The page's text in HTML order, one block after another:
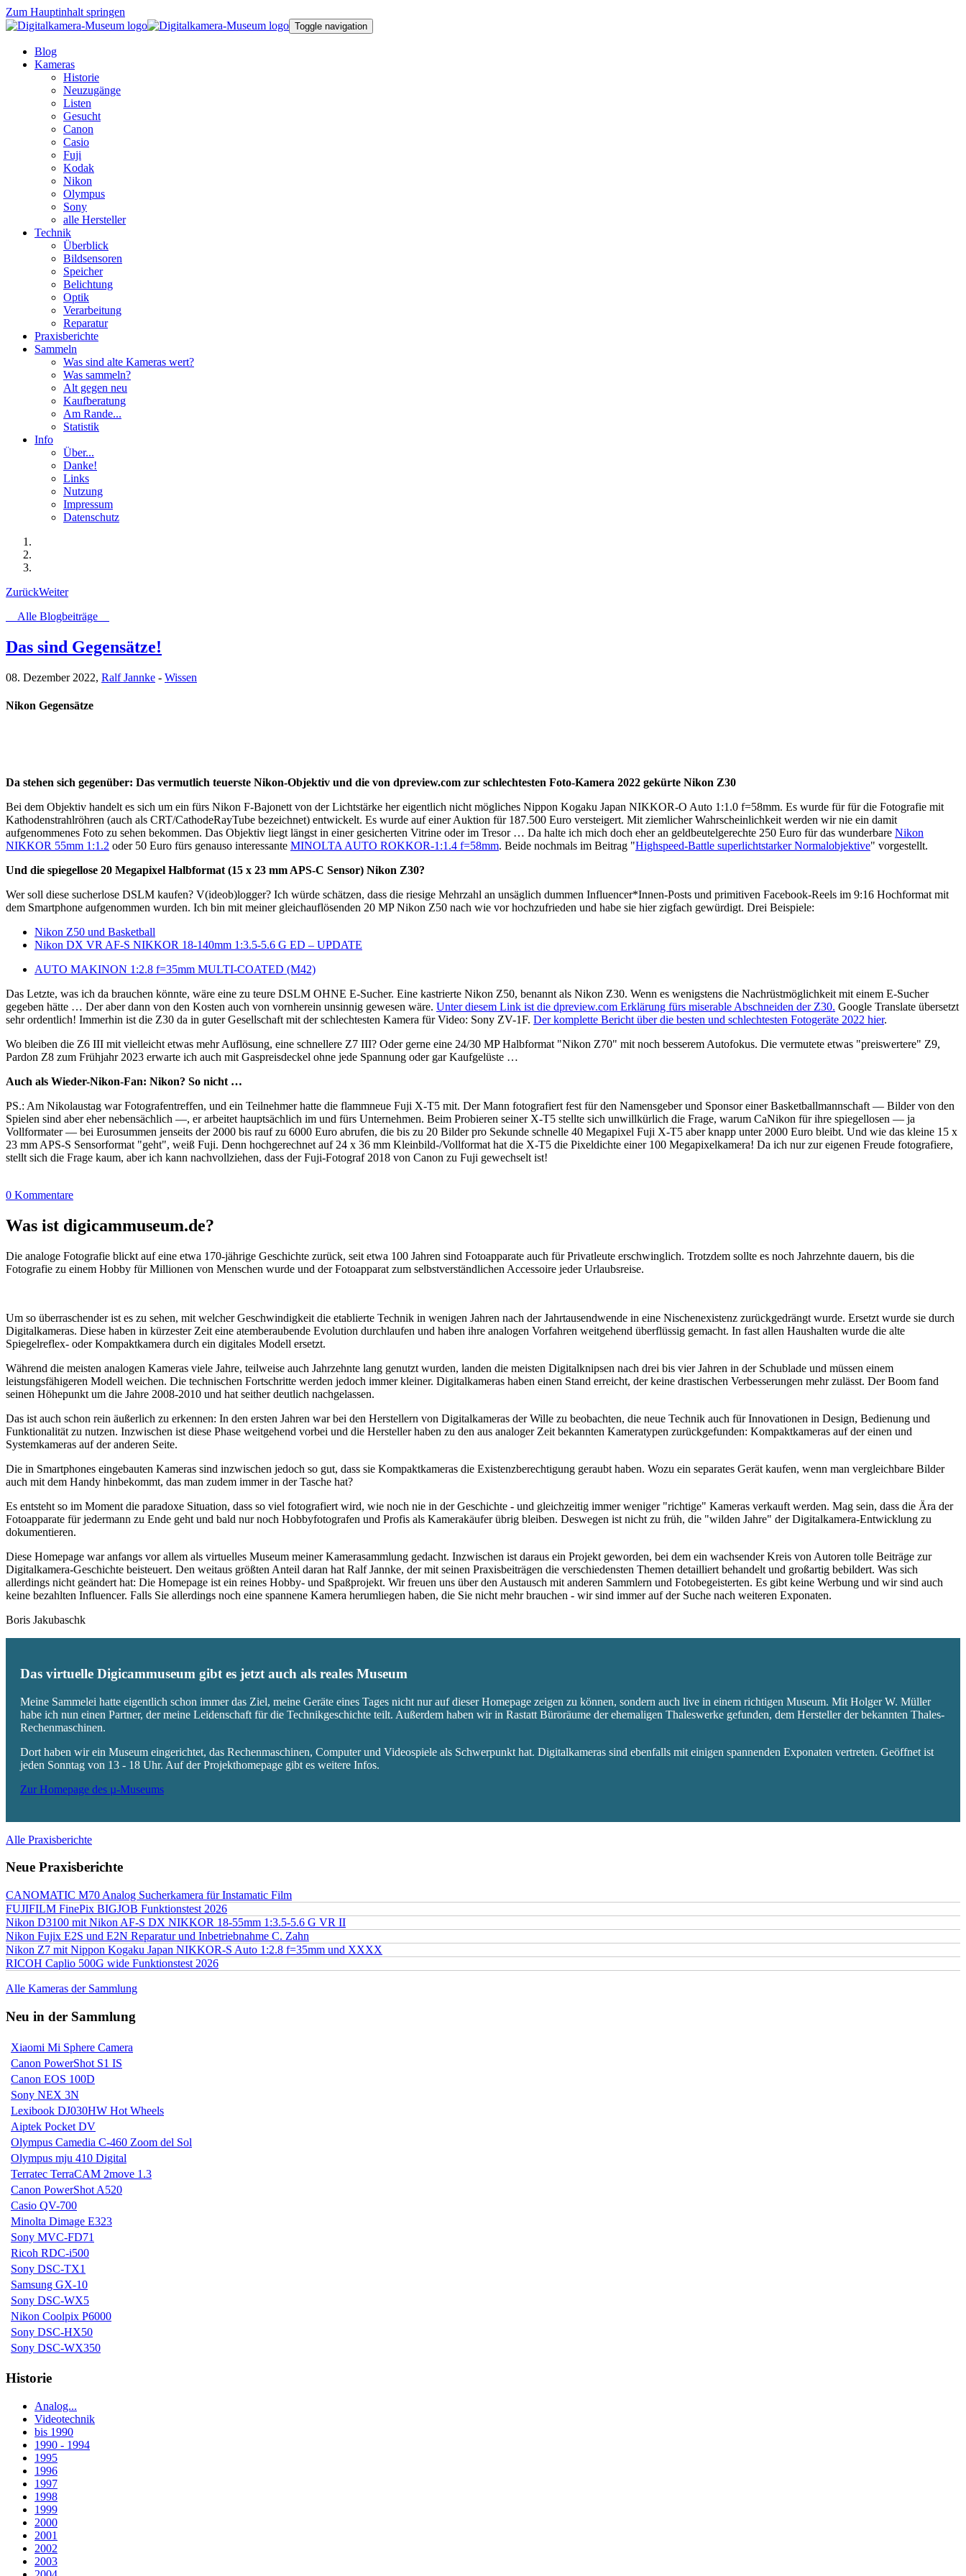
Zum Hauptinhalt springen
Toggle navigation
Blog
Kameras
Historie
Neuzugänge
Listen
Gesucht
Canon
Casio
Fuji
Kodak
Nikon
Olympus
Sony
alle Hersteller
Technik
Überblick
Bildsensoren
Speicher
Belichtung
Optik
Verarbeitung
Reparatur
Praxisberichte
Sammeln
Was sind alte Kameras wert?
Was sammeln?
Alt gegen neu
Kaufberatung
Am Rande...
Statistik
Info
Über...
Danke!
Links
Nutzung
Impressum
Datenschutz
ZurückWeiter
Alle Blogbeiträge
Das sind Gegensätze!
08. Dezember 2022, Ralf Jannke - Wissen
Nikon Gegensätze
Da stehen sich gegenüber: Das vermutlich teuerste Nikon-Objektiv und die von dpreview.com zur schlechtesten Foto-Kamera 2022 gekürte Nikon Z30
Bei dem Objektiv handelt es sich um ein fürs Nikon F-Bajonett von der Lichtstärke her eigentlich nicht mögliches Nippon Kogaku Japan NIKKOR-O Auto 1:1.0 f=58mm. Es wurde für für die Fotografie mit
Kathodenstrahlröhren (auch als CRT/CathodeRayTube bezeichnet) entwickelt. Es wurde auf einer Auktion für 187.500 Euro versteigert. Mit ziemlicher Wahrscheinlichkeit werden wir nie ein damit
aufgenommenes Foto zu sehen bekommen. Das Objektiv liegt längst in einer gesicherten Vitrine oder im Tresor … Da halte ich mich doch eher an geldbeutelgerechte 250 Euro für das wunderbare Nikon
NIKKOR 55mm 1:1.2 oder 50 Euro fürs genauso interessante MINOLTA AUTO ROKKOR-1:1.4 f=58mm. Beide nochmals im Beitrag "Highspeed-Battle superlichtstarker Normalobjektive" vorgestellt.
Und die spiegellose 20 Megapixel Halbformat (15 x 23 mm APS-C Sensor) Nikon Z30?
Wer soll diese sucherlose DSLM kaufen? V(ideob)logger? Ich würde schätzen, dass die riesige Mehrzahl an unsäglich dummen Influencer*Innen-Posts und primitiven Facebook-Reels im 9:16 Hochformat mit
dem Smartphone aufgenommen wurden. Ich bin mit meiner gleichauflösenden 20 MP Nikon Z50 nach wie vor hochzufrieden und habe sie hier zigfach gewürdigt. Drei Beispiele:
Nikon Z50 und Basketball
Nikon DX VR AF-S NIKKOR 18-140mm 1:3.5-5.6 G ED – UPDATE
AUTO MAKINON 1:2.8 f=35mm MULTI-COATED (M42)
Das Letzte, was ich da brauchen könnte, wäre eine zu teure DSLM OHNE E-Sucher. Eine kastrierte Nikon Z50, benannt als Nikon Z30. Wenn es wenigstens die Nachrüstmöglichkeit mit einem E-Sucher
gegeben hätte … Der aber dann von den Kosten auch von vornherein unsinnig gewesen wäre. Unter diesem Link ist die dpreview.com Erklärung fürs miserable Abschneiden der Z30. Google Translate übersetzt
sehr ordentlich! Immerhin ist die Z30 da in guter Gesellschaft mit der schlechtesten Kamera für Video: Sony ZV-1F. Der komplette Bericht über die besten und schlechtesten Fotogeräte 2022 hier.
Wo bleiben die Z6 III mit vielleicht etwas mehr Auflösung, eine schnellere Z7 III? Oder gerne eine 24/30 MP Halbformat "Nikon Z70" mit noch besserem Autofokus. Die vermutete etwas "preiswertere" Z9,
Pardon Z8 zum Frühjahr 2023 erwarte ich auch mit Gaspreisdeckel ohne jede Spannung oder gar Kaufgelüste …
Auch als Wieder-Nikon-Fan: Nikon? So nicht …
PS.: Am Nikolaustag war Fotografentreffen, und ein Teilnehmer hatte die flammneue Fuji X-T5 mit. Der Mann fotografiert fest für den Namensgeber und Sponsor einer Basketballmannschaft — Bilder von den
Spielen sind aber eher nebensächlich —, er arbeitet hauptsächlich im und fürs Unternehmen. Beim Probieren seiner X-T5 stellte sich unwillkürlich die Frage, warum CaNikon für ihre spiegellosen — ja
Vollformater — bei Eurosummen jenseits der 2000 bis rauf zu 6000 Euro abrufen, die bis zu 20 Bilder pro Sekunde schnelle 40 Megapixel Fuji X-T5 aber knapp unter 2000 Euro bleibt. Und wie das kleine 15 x
23 mm APS-S Sensorformat "geht", weiß Fuji. Denn hochgerechnet auf 24 x 36 mm Kleinbild-/Vollformat hat die X-T5 die Pixeldichte einer 100 Megapixelkamera! Da ich nur zur eigenen Freude fotografiere,
stellt sich die Frage kaum, aber ich kann nachvollziehen, dass der Fuji-Fotograf 2018 von Canon zu Fuji gewechselt ist!
0 Kommentare
Was ist digicammuseum.de?
Die analoge Fotografie blickt auf eine etwa 170-jährige Geschichte zurück, seit etwa 100 Jahren sind Fotoapparate auch für Privatleute erschwinglich. Trotzdem sollte es noch Jahrzehnte dauern, bis die
Fotografie zu einem Hobby für Millionen von Menschen wurde und der Fotoapparat zum selbstverständlichen Accessoire jeder Urlaubsreise.
Um so überraschender ist es zu sehen, mit welcher Geschwindigkeit die etablierte Technik in wenigen Jahren nach der Jahrtausendwende in eine Nischenexistenz zurückgedrängt wurde. Ersetzt wurde sie durch
Digitalkameras. Diese haben in kürzester Zeit eine atemberaubende Evolution durchlaufen und haben ihre analogen Vorfahren weitgehend überflüssig gemacht. In fast allen Haushalten wurde die alte
Spiegelreflex- oder Kompaktkamera durch ein digitales Modell ersetzt.
Während die meisten analogen Kameras viele Jahre, teilweise auch Jahrzehnte lang genutzt wurden, landen die meisten Digitalknipsen nach drei bis vier Jahren in der Schublade und müssen einem
leistungsfähigeren Modell weichen. Die technischen Fortschritte werden jedoch immer kleiner. Digitalkameras haben einen Stand erreicht, der keine drastischen Verbesserungen mehr zulässt. Der Boom fand
seinen Höhepunkt um die Jahre 2008-2010 und hat seither deutlich nachgelassen.
Das ist auch schon rein äußerlich zu erkennen: In den ersten Jahren war bei den Herstellern von Digitalkameras der Wille zu beobachten, die neue Technik auch für Innovationen in Design, Bedienung und
Funktionalität zu nutzen. Inzwischen ist diese Phase weitgehend vorbei und die Hersteller haben zu den aus analoger Zeit bekannten Kameratypen zurückgefunden: Kompaktkameras auf der einen und
Systemkameras auf der anderen Seite.
Die in Smartphones eingebauten Kameras sind inzwischen jedoch so gut, dass sie Kompaktkameras die Existenzberechtigung geraubt haben. Wozu ein separates Gerät kaufen, wenn man vergleichbare Bilder
auch mit dem Handy hinbekommt, das man zudem immer in der Tasche hat?
Es entsteht so im Moment die paradoxe Situation, dass so viel fotografiert wird, wie noch nie in der Geschichte - und gleichzeitig immer weniger "richtige" Kameras verkauft werden. Mag sein, dass die Ära der
Fotoapparate für jedermann zu Ende geht und bald nur noch Hobbyfotografen und Profis als Kamerakäufer übrig bleiben. Deswegen ist nicht zu früh, die "wilden Jahre" der Digitalkamera-Entwicklung zu
dokumentieren.
Diese Homepage war anfangs vor allem als virtuelles Museum meiner Kamerasammlung gedacht. Inzwischen ist daraus ein Projekt geworden, bei dem ein wachsender Kreis von Autoren tolle Beiträge zur
Digitalkamera-Geschichte beisteuert. Den weitaus größten Anteil daran hat Ralf Jannke, der mit seinen Praxisbeiträgen die verschiedensten Themen detailliert behandelt und großartig bebildert. Was sich
allerdings nicht geändert hat: Die Homepage ist ein reines Hobby- und Spaßprojekt. Wir freuen uns über den Austausch mit anderen Sammlern und Fotobegeisterten. Es gibt keine Werbung und wir sind auch
keine bezahlten Influencer. Falls Sie allerdings noch eine spannene Kamera herumliegen haben, die Sie nicht mehr brauchen - wir sind immer auf der Suche nach weiteren Exponaten.
Boris Jakubaschk
Das virtuelle Digicammuseum gibt es jetzt auch als reales Museum
Meine Sammelei hatte eigentlich schon immer das Ziel, meine Geräte eines Tages nicht nur auf dieser Homepage zeigen zu können, sondern auch live in einem richtigen Museum. Mit Holger W. Müller
habe ich nun einen Partner, der meine Leidenschaft für die Technikgeschichte teilt. Außerdem haben wir in Rastatt Büroräume der ehemaligen Thaleswerke gefunden, dem Hersteller der bekannten Thales-
Rechenmaschinen.
Dort haben wir ein Museum eingerichtet, das Rechenmaschinen, Computer und Videospiele als Schwerpunkt hat. Digitalkameras sind ebenfalls mit einigen spannenden Exponaten vertreten. Geöffnet ist
jeden Sonntag von 13 - 18 Uhr. Auf der Projekthomepage gibt es weitere Infos.
Zur Homepage des µ-Museums
Alle Praxisberichte
Neue Praxisberichte
CANOMATIC M70 Analog Sucherkamera für Instamatic Film
FUJIFILM FinePix BIGJOB Funktionstest 2026
Nikon D3100 mit Nikon AF-S DX NIKKOR 18-55mm 1:3.5-5.6 G VR II
Nikon Fujix E2S und E2N Reparatur und Inbetriebnahme C. Zahn
Nikon Z7 mit Nippon Kogaku Japan NIKKOR-S Auto 1:2.8 f=35mm und XXXX
RICOH Caplio 500G wide Funktionstest 2026
Alle Kameras der Sammlung
Neu in der Sammlung
Xiaomi Mi Sphere Camera
Canon PowerShot S1 IS
Canon EOS 100D
Sony NEX 3N
Lexibook DJ030HW Hot Wheels
Aiptek Pocket DV
Olympus Camedia C-460 Zoom del Sol
Olympus mju 410 Digital
Terratec TerraCAM 2move 1.3
Canon PowerShot A520
Casio QV-700
Minolta Dimage E323
Sony MVC-FD71
Ricoh RDC-i500
Sony DSC-TX1
Samsung GX-10
Sony DSC-WX5
Nikon Coolpix P6000
Sony DSC-HX50
Sony DSC-WX350
Historie
Analog...
Videotechnik
bis 1990
1990 - 1994
1995
1996
1997
1998
1999
2000
2001
2002
2003